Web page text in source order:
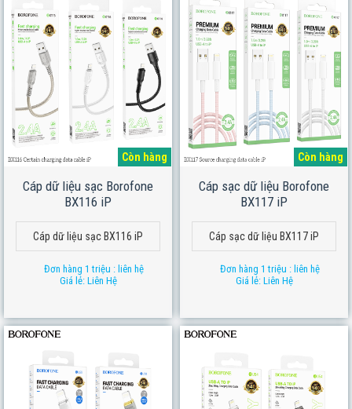
Còn hàng
Cáp dữ liệu sạc Borofone
BX116 iP
Cáp dữ liệu sạc BX116 iP
Đơn hàng 1 triệu : liên hệ
Giá lẻ: Liên Hệ
Còn hàng
Cáp sạc dữ liệu Borofone
BX117 iP
Cáp sạc dữ liệu BX117 iP
Đơn hàng 1 triệu : liên hệ
Giá lẻ: Liên Hệ